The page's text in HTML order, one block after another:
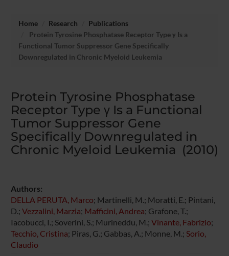
Home Research
Publications
Protein Tyrosine Phosphatase Receptor Type γ Is a
Functional Tumor Suppressor Gene Specifically
Downregulated in Chronic Myeloid Leukemia
Protein Tyrosine Phosphatase
Receptor Type γ Is a Functional
Tumor Suppressor Gene
Specifically Downregulated in
Chronic Myeloid Leukemia (2010)
Authors:
DELLA PERUTA, Marco; Martinelli, M.; Moratti, E.; Pintani,
D.; Vezzalini, Marzia; Mafficini, Andrea; Grafone, T.;
Iacobucci, I.; Soverini, S.; Murineddu, M.; Vinante, Fabrizio;
Tecchio, Cristina; Piras, G.; Gabbas, A.; Monne, M.; Sorio,
Claudio